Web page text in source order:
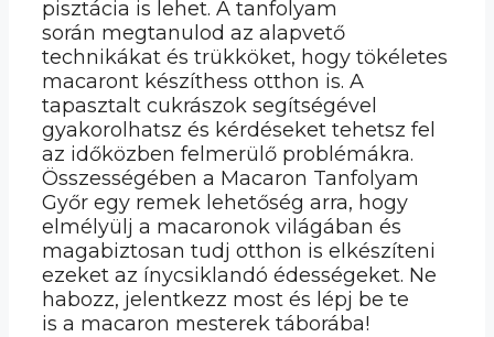
pisztácia is lehet. A tanfolyam
során megtanulod az alapvető
technikákat és trükköket, hogy tökéletes
macaront készíthess otthon is. A
tapasztalt cukrászok segítségével
gyakorolhatsz és kérdéseket tehetsz fel
az időközben felmerülő problémákra.
Összességében a Macaron Tanfolyam
Győr egy remek lehetőség arra, hogy
elmélyülj a macaronok világában és
magabiztosan tudj otthon is elkészíteni
ezeket az ínycsiklandó édességeket. Ne
habozz, jelentkezz most és lépj be te
is a macaron mesterek táborába!